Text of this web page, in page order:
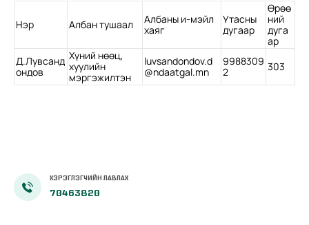
Нэр Албан тушаал
Албаны и-мэйл
хаяг
Утасны
дугаар
Өрөө
ний
дуга
ар
Д.Лувсанд
ондов
Хүний нөөц,
хуулийн
мэргэжилтэн
luvsandondov.d
@ndaatgal.mn
9988309
2
303
ХЭРЭГЛЭГЧИЙН ЛАВЛАХ
70463820